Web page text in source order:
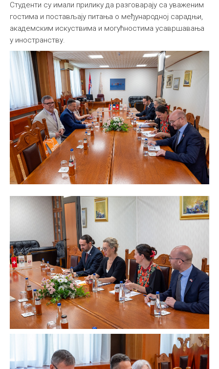
Студенти су имали прилику да разговарају са уваженим
гостима и постављају питања о међународној сарадњи,
академским искуствима и могућностима усавршавања
у иностранству.